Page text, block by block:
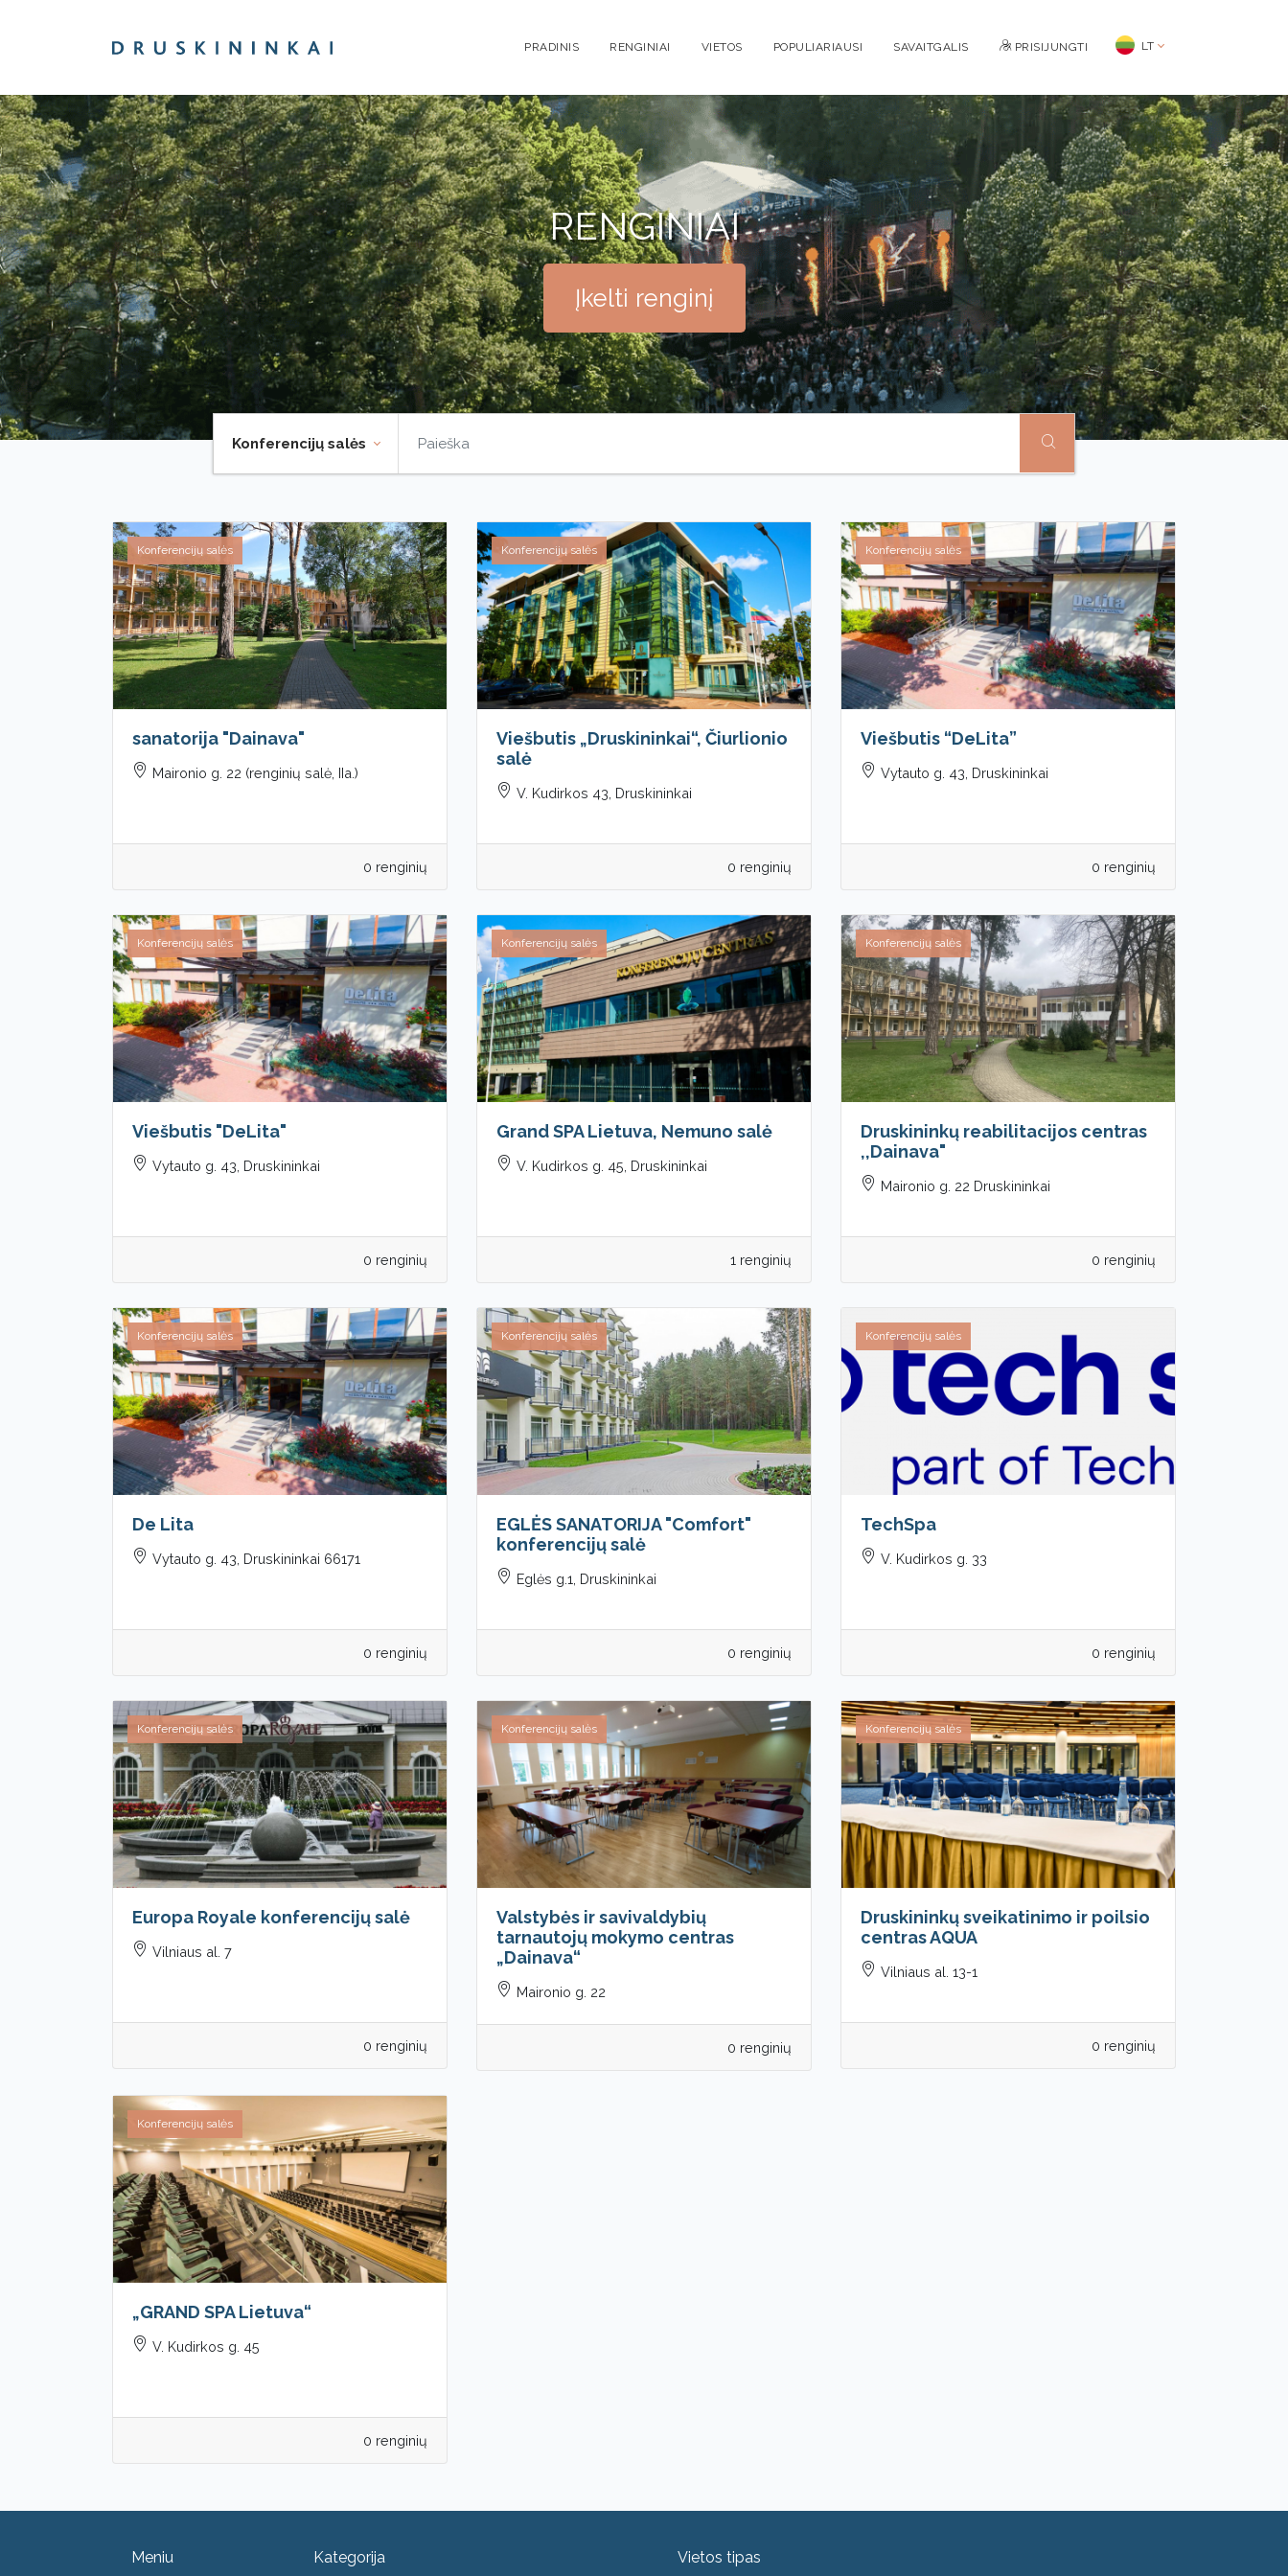
PRADINIS RENGINIAI VIETOS POPULIARIAUSI SAVAITGALIS PRISIJUNGTI LT
RENGINIAI
Įkelti renginį
Konferencijų salės
Konferencijų salės
sanatorija "Dainava"
Maironio g. 22 (renginių salė, IIa.)
0 renginių
Konferencijų salės
Viešbutis „Druskininkai“, Čiurlionio
salė
V. Kudirkos 43, Druskininkai
0 renginių
Konferencijų salės
Viešbutis “DeLita”
Vytauto g. 43, Druskininkai
0 renginių
Konferencijų salės
Viešbutis "DeLita"
Vytauto g. 43, Druskininkai
0 renginių
Konferencijų salės
Grand SPA Lietuva, Nemuno salė
V. Kudirkos g. 45, Druskininkai
1 renginių
Konferencijų salės
Druskininkų reabilitacijos centras
,,Dainava"
Maironio g. 22 Druskininkai
0 renginių
Konferencijų salės
De Lita
Vytauto g. 43, Druskininkai 66171
0 renginių
Konferencijų salės
EGLĖS SANATORIJA "Comfort"
konferencijų salė
Eglės g.1, Druskininkai
0 renginių
Konferencijų salės
TechSpa
V. Kudirkos g. 33
0 renginių
Konferencijų salės
Europa Royale konferencijų salė
Vilniaus al. 7
0 renginių
Konferencijų salės
Valstybės ir savivaldybių
tarnautojų mokymo centras
„Dainava“
Maironio g. 22
0 renginių
Konferencijų salės
Druskininkų sveikatinimo ir poilsio
centras AQUA
Vilniaus al. 13-1
0 renginių
Konferencijų salės
„GRAND SPA Lietuva“
V. Kudirkos g. 45
0 renginių
Meniu Kategorija Vietos tipas